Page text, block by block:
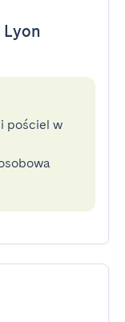
Lyon
pościel w